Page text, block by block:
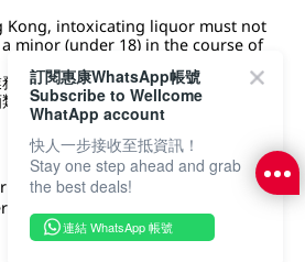
Kong, intoxicating liquor must not
minor (under 18) in the course of
過程中，向未成年人 (18 歲以下人士)
。
DFI零售集團
Place. The Dairy Farm Company
訂閱惠康WhatsApp帳號
Subscribe to Wellcome
WhatApp account
快人一步接收至抵資訊！
Stay one step ahead and grab
the best deals!
連結 WhatsApp 帳號